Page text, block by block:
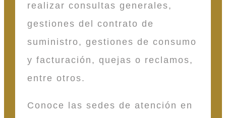
realizar consultas generales,
gestiones del contrato de
suministro, gestiones de consumo
y facturación, quejas o reclamos,
entre otros.
Conoce las sedes de atención en